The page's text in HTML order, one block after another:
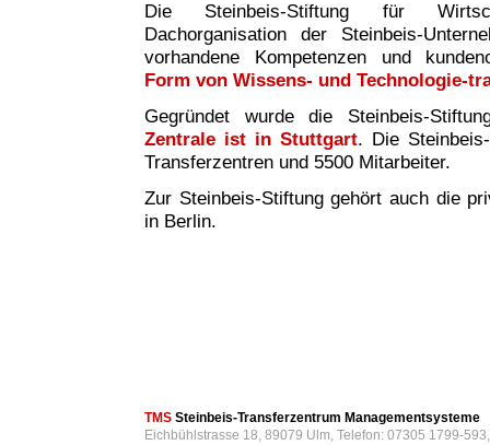
Die Steinbeis-Stiftung für
Dachorganisation der Steinbeis-
vorhandene Kompetenzen und
Form von Wissens- und Technologie-
Gegründet wurde die Steinbeis-
Zentrale ist in Stuttgart. Die
Transferzentren und 5500 Mitarbeiter.
Zur Steinbeis-Stiftung gehört auch die
in Berlin.
TMS Steinbeis-Transferzentrum Managementsysteme
Eichbühlstrasse 18, 89079 Ulm, Telefon: 07305 1799-